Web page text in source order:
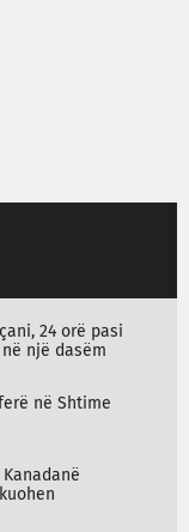
24 orë pasi
një dasëm
në Shtime